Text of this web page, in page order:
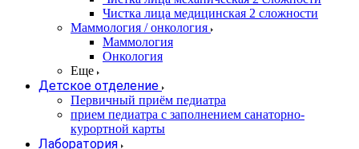
Чистка лица медицинская 2 сложности
Маммология / онкология
Маммология
Онкология
Еще
Детское отделение
Первичный приём педиатра
прием педиатра с заполнением санаторно-
курортной карты
Лаборатория